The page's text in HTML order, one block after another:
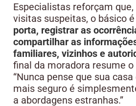
Especialistas reforçam
visitas suspeitas, o básico é
porta, registrar as
compartilhar as
familiares, vizinhos e
final da moradora resume
“Nunca pense que sua
mais seguro é
a abordagens estranhas.”